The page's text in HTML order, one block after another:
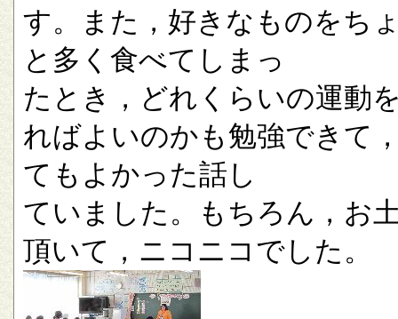
す。また，好きなものをち
と多く食べてしまっ
たとき，どれくらいの運動
ればよいのかも勉強できて
てもよかった話し
ていました。もちろん，お
頂いて，ニコニコでした。